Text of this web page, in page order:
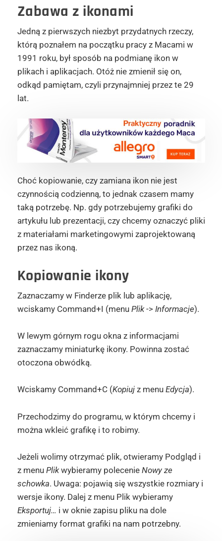
Zabawa z ikonami
Jedną z pierwszych niezbyt przydatnych rzeczy,
którą poznałem na początku pracy z Macami w
1991 roku, był sposób na podmianę ikon w
plikach i aplikacjach. Otóż nie zmienił się on,
odkąd pamiętam, czyli przynajmniej przez te 29
lat.
Choć kopiowanie, czy zamiana ikon nie jest
czynnością codzienną, to jednak czasem mamy
taką potrzebę. Np. gdy potrzebujemy grafiki do
artykułu lub prezentacji, czy chcemy oznaczyć pliki
z materiałami marketingowymi zaprojektowaną
przez nas ikoną.
Kopiowanie ikony
Zaznaczamy w Finderze plik lub aplikację,
wciskamy Command+I (menu Plik-> Informacje).
W lewym górnym rogu okna z informacjami
zaznaczamy miniaturkę ikony. Powinna zostać
otoczona obwódką.
Wciskamy Command+C (Kopiujz menu Edycja).
Przechodzimy do programu, w którym chcemy i
można wkleić grafikę i to robimy.
Jeżeli wolimy otrzymać plik, otwieramy Podgląd i
z menu Plikwybieramy polecenie Nowy ze
schowka. Uwaga: pojawią się wszystkie rozmiary i
wersje ikony. Dalej z menu Plik wybieramy
Eksportuj… i w oknie zapisu pliku na dole
zmieniamy format grafiki na nam potrzebny.